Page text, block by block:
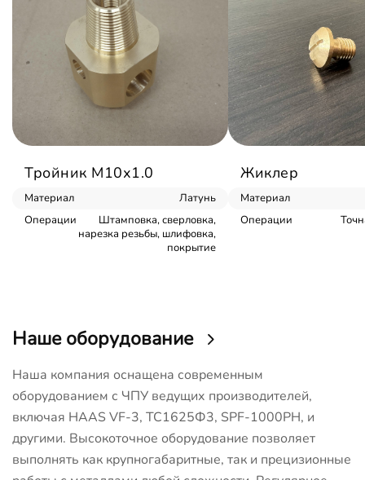
Тройник М10х1.0
Материал
Латунь
Операции
Штамповка, сверловка,
нарезка резьбы, шлифовка,
покрытие
Жиклер
Материал
Операции
Наше оборудование
Наша компания оснащена современным
оборудованием с ЧПУ ведущих производителей,
включая HAAS VF-3, ТС1625Ф3, SPF-1000PH, и
другими. Высокоточное оборудование позволяет
выполнять как крупногабаритные, так и прецизионные